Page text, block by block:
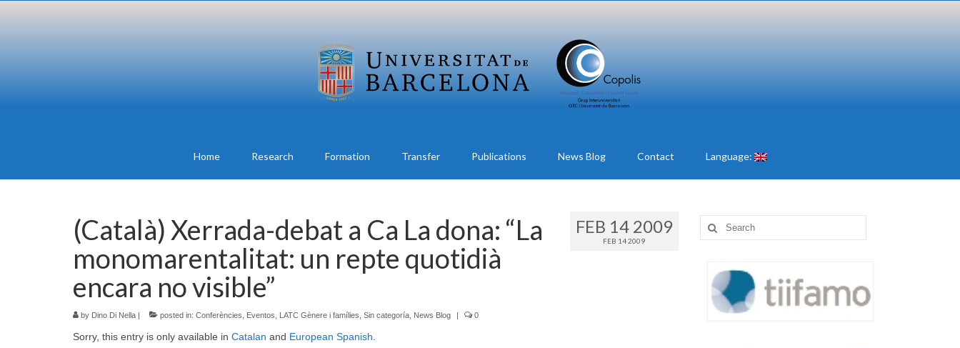
Home Research Formation Transfer Publications News Blog Contact Language:
FEB 14 2009
FEB 14 2009
(Català) Xerrada-debat a Ca La dona: “La
monomarentalitat: un repte quotidià
encara no visible”
by Dino Di Nella | posted in: Conferències Eventos LATC Gènere i famílies Sin categoría News Blog | 0
Sorry, this entry is only available in Catalan and European Spanish
Search
for: